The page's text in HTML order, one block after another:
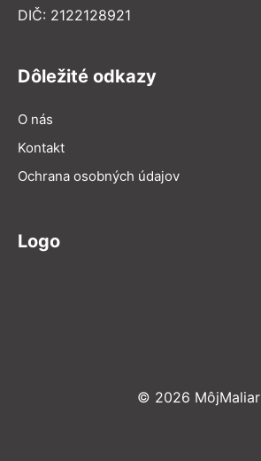
DIČ: 2122128921
Dôležité odkazy
O nás
Kontakt
Ochrana osobných údajov
Logo
© 2026 MôjMaliar